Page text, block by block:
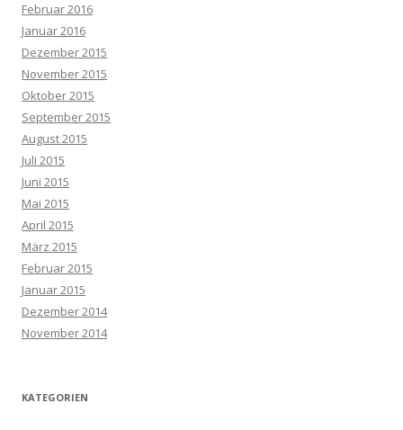
Februar 2016
Januar 2016
Dezember 2015
November 2015
Oktober 2015
September 2015
August 2015
Juli 2015
Juni 2015
Mai 2015
April 2015
März 2015
Februar 2015
Januar 2015
Dezember 2014
November 2014
KATEGORIEN